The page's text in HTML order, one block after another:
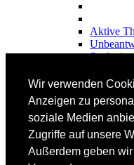
Wir verwenden
Anzeigen zu
soziale Medien
Zugriffe auf unsere
Außerdem geben
Aktive
Suche
FAHRTECHNIK
Fortgeschrittene
Lehrplan
Videoanalyse